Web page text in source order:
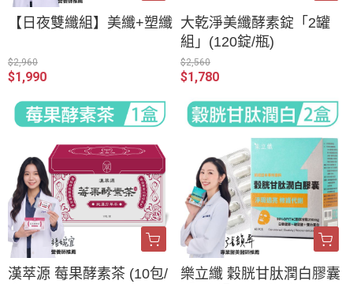
【日夜雙纖組】美纖+塑纖
$2,960
$1,990
大乾淨美纖酵素錠「2罐
組」(120錠/瓶)
$2,560
$1,780
漢萃源 莓果酵素茶 (10包/
樂立纖 穀胱甘肽潤白膠囊